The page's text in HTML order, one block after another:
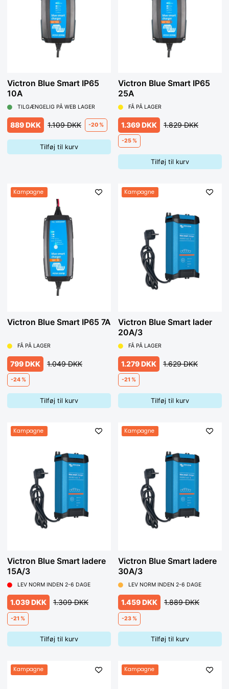
Victron Blue Smart IP65
10A
TILGÆNGELIG PÅ WEB LAGER
889 DKK 1.109 DKK -20 %
Tilføj til kurv
Victron Blue Smart IP65
25A
FÅ PÅ LAGER
1.369 DKK 1.829 DKK
-25 %
Tilføj til kurv
Kampagne
Victron Blue Smart IP65 7A
FÅ PÅ LAGER
799 DKK 1.049 DKK
-24 %
Tilføj til kurv
Kampagne
Victron Blue Smart lader
20A/3
FÅ PÅ LAGER
1.279 DKK 1.629 DKK
-21 %
Tilføj til kurv
Kampagne
Victron Blue Smart ladere
15A/3
LEV NORM INDEN 2-6 DAGE
1.039 DKK 1.309 DKK
-21 %
Tilføj til kurv
Kampagne
Victron Blue Smart ladere
30A/3
LEV NORM INDEN 2-6 DAGE
1.459 DKK 1.889 DKK
-23 %
Tilføj til kurv
Kampagne Kampagne